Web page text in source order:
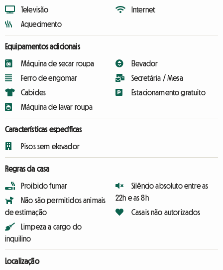
Televisão
Aquecimento
Internet
Equipamentos adicionais
Máquina de secar roupa
Ferro de engomar
Cabides
Máquina de lavar roupa
Elevador
Secretária / Mesa
Estacionamento gratuito
Características específicas
Pisos sem elevador
Regras da casa
Proibido fumar
Não são permitidos animais
de estimação
Limpeza a cargo do
inquilino
Silêncio absoluto entre as
22h e as 8h
Casais não autorizados
Localização